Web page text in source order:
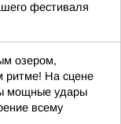
фестиваля
озером,
ритме! На сцене
мощные удары
всему